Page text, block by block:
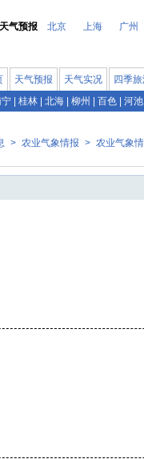
天气预报
北京 上海 广州
天气预报 天气实况
四季
桂林 北海 柳州 百色 河池
> 农业气象情报 > 农业气象